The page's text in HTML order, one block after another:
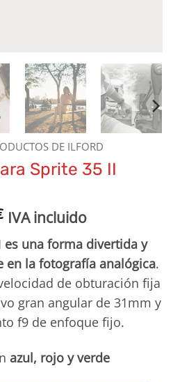
DE ILFORD
Sprite 35 II
IVA incluido
es una forma divertida y
en la fotografía analógica.
de obturación fija
gran angular de 31mm y
f9 de enfoque fijo.
azul, rojo y verde